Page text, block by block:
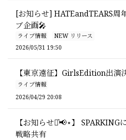
[お知らせ] HATEandTEARS周
ブ企画🎤
ライブ情報
NEW リリース
2026/05/31 19:50
【東京遠征】GirlsEdition出演
ライブ情報
2026/04/29 20:08
【お知らせ⋆͛📢⋆】 SPARKING
戦略共有